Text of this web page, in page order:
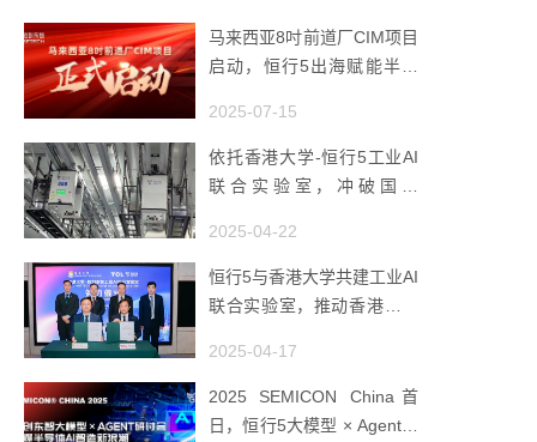
马来西亚8吋前道厂CIM项目
启动，恒行5出海赋能半导
2025-07-15
依托香港大学-恒行5工业AI
联合实验室，冲破国产
2025-04-22
恒行5与香港大学共建工业AI
联合实验室，推动香港成为
2025-04-17
2025 SEMICON China首
日，恒行5大模型 × Agent研